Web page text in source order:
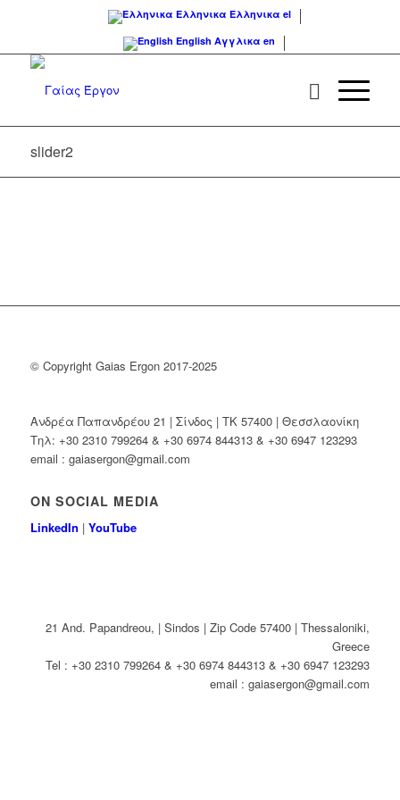
Ελληνικα Ελληνικα el
English Αγγλικα en
slider2
© Copyright Gaias Ergon 2017-2025
Ανδρέα Παπανδρέου 21 | Σίνδος | ΤΚ 57400 | Θεσσλαονίκη
Τηλ: +30 2310 799264 & +30 6974 844313 & +30 6947 123293
email : gaiasergon@gmail.com
ON SOCIAL MEDIA
LinkedIn | YouTube
21 And. Papandreou, | Sindos | Zip Code 57400 | Thessaloniki,
Greece
Tel : +30 2310 799264 & +30 6974 844313 & +30 6947 123293
email : gaiasergon@gmail.com